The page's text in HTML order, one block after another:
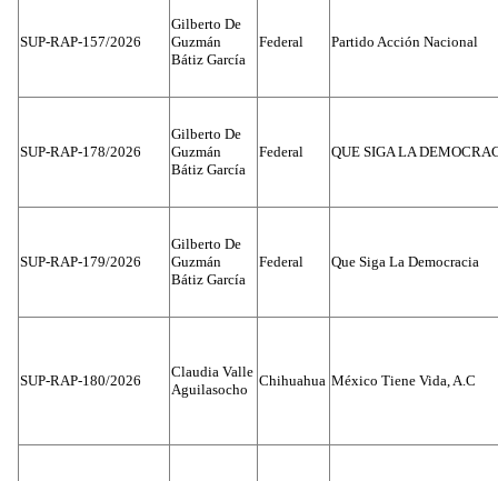
SUP-RAP-157/2026
Gilberto De
Guzmán
Bátiz García
Federal Partido Acción Nacional
SUP-RAP-178/2026
Gilberto De
Guzmán
Bátiz García
Federal QUE SIGA LA
SUP-RAP-179/2026
Gilberto De
Guzmán
Bátiz García
Federal Que Siga La Democracia
SUP-RAP-180/2026
Claudia Valle
Aguilasocho
Chihuahua México Tiene Vida, A.C